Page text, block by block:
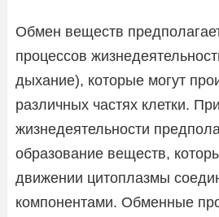
Обмен веществ
процессов
дыхание), которые могут
различных частях клетки.
жизнедеятельности
образование веществ,
движении цитоплазмы
компонентами. Обменные